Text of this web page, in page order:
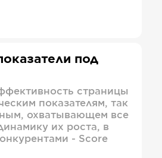
под
страницы
показателям, так
охватывающем все
их роста, в
- Score